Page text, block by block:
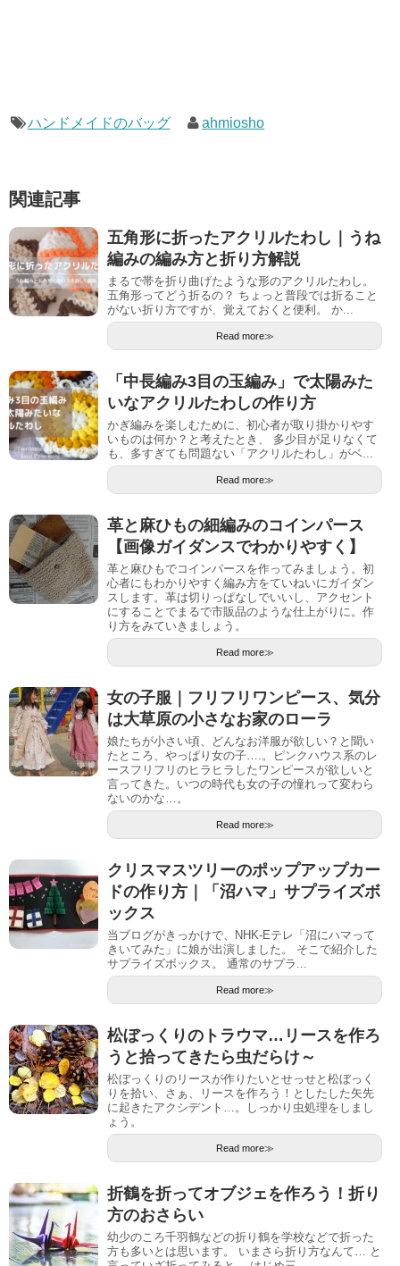
ハンドメイドのバッグ ahmiosho
関連記事
五角形に折ったアクリルたわし｜うね
編みの編み方と折り方解説
まるで帯を折り曲げたような形のアクリルたわし。
五角形ってどう折るの？ ちょっと普段では折ること
がない折り方ですが、覚えておくと便利。 か...
Read more≫
「中長編み3目の玉編み」で太陽みた
いなアクリルたわしの作り方
かぎ編みを楽しむために、初心者が取り掛かりやす
いものは何か？と考えたとき、 多少目が足りなくて
も、多すぎても問題ない「アクリルたわし」がベ...
Read more≫
革と麻ひもの細編みのコインパース
【画像ガイダンスでわかりやすく】
革と麻ひもでコインパースを作ってみましょう。初
心者にもわかりやすく編み方をていねいにガイダン
スします。革は切りっぱなしでいいし、アクセント
にすることでまるで市販品のような仕上がりに。作
り方をみていきましょう。
Read more≫
女の子服｜フリフリワンピース、気分
は大草原の小さなお家のローラ
娘たちが小さい頃、どんなお洋服が欲しい？と聞い
たところ、やっぱり女の子….。ピンクハウス系のレ
ースフリフリのヒラヒラしたワンピースが欲しいと
言ってきた。いつの時代も女の子の憧れって変わら
ないのかな…。
Read more≫
クリスマスツリーのポップアップカー
ドの作り方｜「沼ハマ」サプライズボ
ックス
当ブログがきっかけで、NHK-Eテレ「沼にハマって
きいてみた」に娘が出演しました。 そこで紹介した
サプライズボックス。 通常のサプラ...
Read more≫
松ぼっくりのトラウマ…リースを作ろ
うと拾ってきたら虫だらけ～
松ぼっくりのリースが作りたいとせっせと松ぼっく
りを拾い、さぁ、リースを作ろう！としたした矢先
に起きたアクシデント…。しっかり虫処理をしまし
ょう。
Read more≫
折鶴を折ってオブジェを作ろう！折り
方のおさらい
幼少のころ千羽鶴などの折り鶴を学校などで折った
方も多いとは思います。 いまさら折り方なんて… と